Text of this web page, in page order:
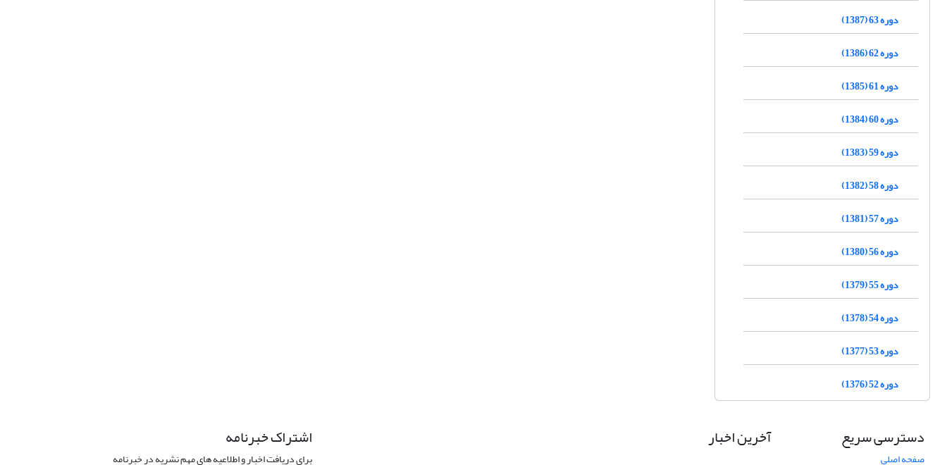
دوره 63 (1387)
دوره 62 (1386)
دوره 61 (1385)
دوره 60 (1384)
دوره 59 (1383)
دوره 58 (1382)
دوره 57 (1381)
دوره 56 (1380)
دوره 55 (1379)
دوره 54 (1378)
دوره 53 (1377)
دوره 52 (1376)
دسترسی سریع
صفحه اصلی
آخرین اخبار اشتراک خبرنامه
برای دریافت اخبار و اطلاعیه های مهم نشریه در خبرنامه